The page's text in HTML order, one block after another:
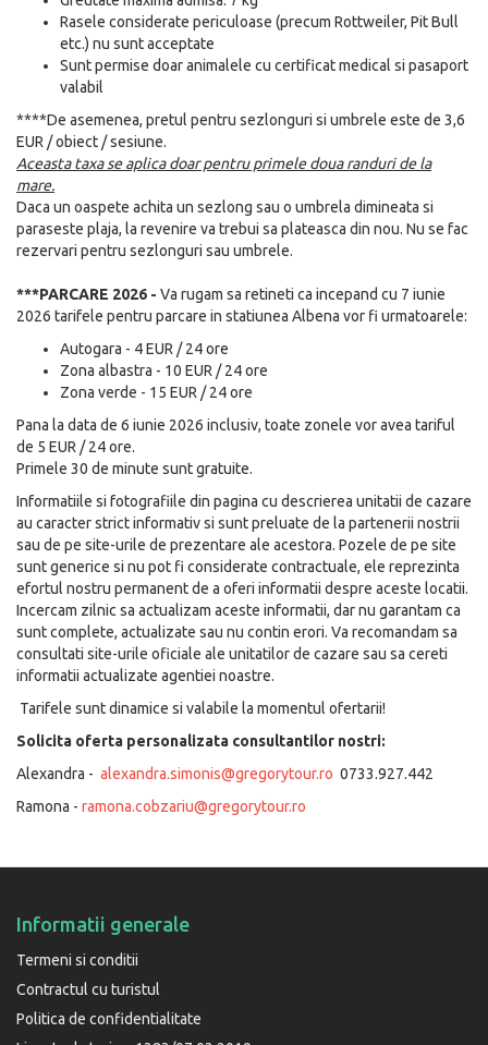
Rasele considerate periculoase (precum Rottweiler, Pit Bull
etc.) nu sunt acceptate
Sunt permise doar animalele cu certificat medical si pasaport
valabil
****De asemenea, pretul pentru sezlonguri si umbrele este de 3,6
EUR / obiect / sesiune.
Aceasta taxa se aplica doar pentru primele doua randuri de la
mare.
Daca un oaspete achita un sezlong sau o umbrela dimineata si
paraseste plaja, la revenire va trebui sa plateasca din nou. Nu se fac
rezervari pentru sezlonguri sau umbrele.
***PARCARE 2026 - Va rugam sa retineti ca incepand cu 7 iunie
2026 tarifele pentru parcare in statiunea Albena vor fi urmatoarele:
Autogara - 4 EUR / 24 ore
Zona albastra - 10 EUR / 24 ore
Zona verde - 15 EUR / 24 ore
Pana la data de 6 iunie 2026 inclusiv, toate zonele vor avea tariful
de 5 EUR / 24 ore.
Primele 30 de minute sunt gratuite.
Informatiile si fotografiile din pagina cu descrierea unitatii de cazare
au caracter strict informativ si sunt preluate de la partenerii nostrii
sau de pe site-urile de prezentare ale acestora. Pozele de pe site
sunt generice si nu pot fi considerate contractuale, ele reprezinta
efortul nostru permanent de a oferi informatii despre aceste locatii.
Incercam zilnic sa actualizam aceste informatii, dar nu garantam ca
sunt complete, actualizate sau nu contin erori. Va recomandam sa
consultati site-urile oficiale ale unitatilor de cazare sau sa cereti
informatii actualizate agentiei noastre.
Tarifele sunt dinamice si valabile la momentul ofertarii!
Solicita oferta personalizata consultantilor nostri:
Alexandra - alexandra.simonis@gregorytour.ro 0733.927.442
Ramona - ramona.cobzariu@gregorytour.ro
Informatii generale
Termeni si conditii
Contractul cu turistul
Politica de confidentialitate